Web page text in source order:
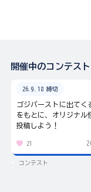
開催中のコンテスト
26.9.18 締切
ゴジバーストに出てく
をもとに、オリジナル
投稿しよう！
21
コンテスト